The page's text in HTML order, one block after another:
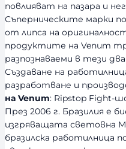
повлияват на пазара и
Съперническите марки
от липса на
продуктите на Venum
разпознаваеми в тези
Създаване на
разработване и
на Venum: Ripstop Fight-
През 2006 г. Бразилия е
изгряващата световна
бразилска работилница